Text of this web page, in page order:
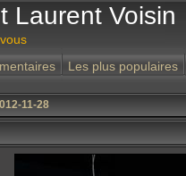
Laurent Voisin
Les plus populaires
11-28